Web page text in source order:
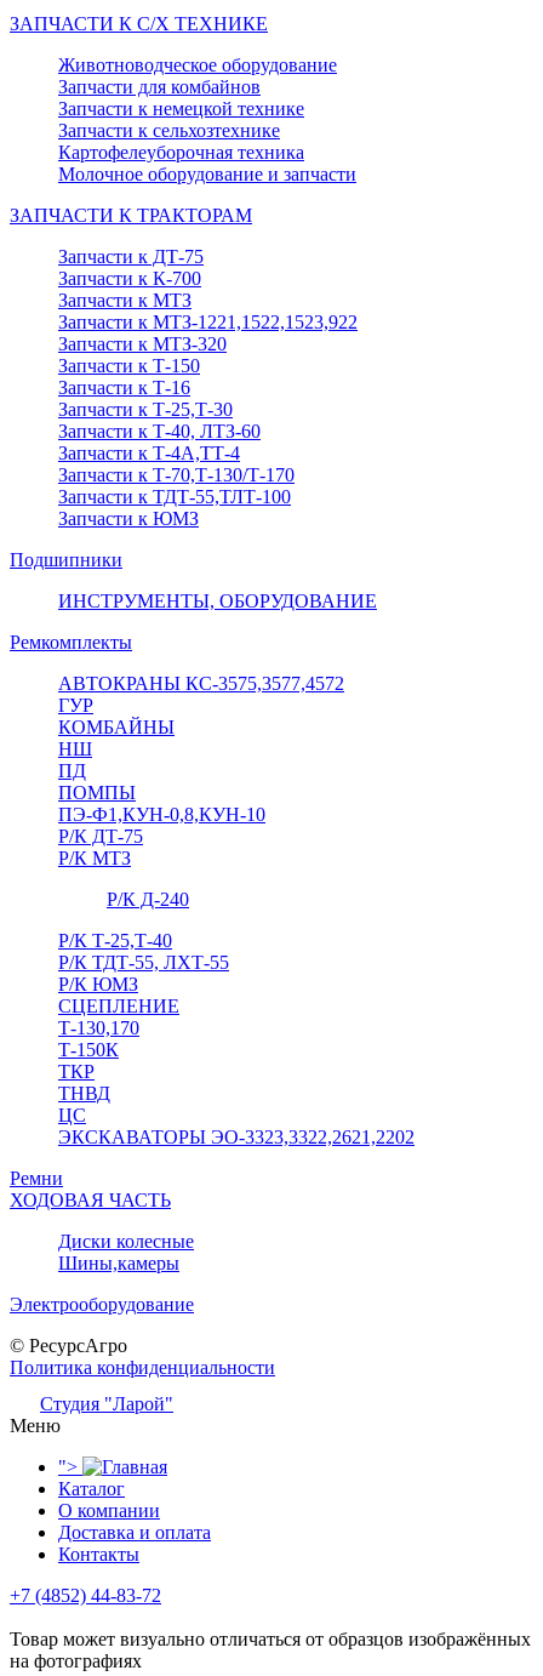
ЗАПЧАСТИ К С/Х ТЕХНИКЕ
Животноводческое оборудование
Запчасти для комбайнов
Запчасти к немецкой технике
Запчасти к сельхозтехнике
Картофелеуборочная техника
Молочное оборудование и запчасти
ЗАПЧАСТИ К ТРАКТОРАМ
Запчасти к ДТ-75
Запчасти к К-700
Запчасти к МТЗ
Запчасти к МТЗ-1221,1522,1523,922
Запчасти к МТЗ-320
Запчасти к Т-150
Запчасти к Т-16
Запчасти к Т-25,Т-30
Запчасти к Т-40, ЛТЗ-60
Запчасти к Т-4А,ТТ-4
Запчасти к Т-70,Т-130/Т-170
Запчасти к ТДТ-55,ТЛТ-100
Запчасти к ЮМЗ
Подшипники
ИНСТРУМЕНТЫ, ОБОРУДОВАНИЕ
Ремкомплекты
АВТОКРАНЫ КС-3575,3577,4572
ГУР
КОМБАЙНЫ
НШ
ПД
ПОМПЫ
ПЭ-Ф1,КУН-0,8,КУН-10
Р/К ДТ-75
Р/К МТЗ
Р/К Д-240
Р/К Т-25,Т-40
Р/К ТДТ-55, ЛХТ-55
Р/К ЮМЗ
СЦЕПЛЕНИЕ
Т-130,170
Т-150К
ТКР
ТНВД
ЦС
ЭКСКАВАТОРЫ ЭО-3323,3322,2621,2202
Ремни
ХОДОВАЯ ЧАСТЬ
Диски колесные
Шины,камеры
Электрооборудование
© РесурсАгро
Политика конфиденциальности
Студия "Ларой"
Меню
">
Каталог
О компании
Доставка и оплата
Контакты
+7 (4852) 44-83-72
Товар может визуально отличаться от образцов изображённых
на фотографиях